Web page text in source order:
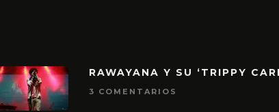
RAWAYANA Y SU ‘TRIPPY
3 COMENTARIOS